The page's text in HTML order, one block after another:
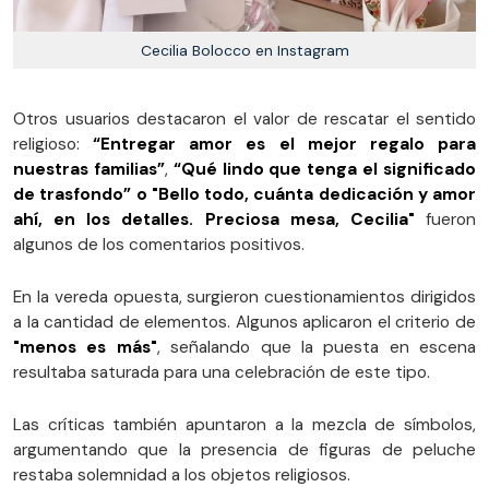
Cecilia Bolocco en Instagram
Otros usuarios destacaron el valor de rescatar el sentido
religioso:“Entregar amor es el mejor regalo para
nuestras familias”, “Qué lindo que tenga el significado
de trasfondo” o "Bello todo, cuánta dedicación y amor
ahí, en los detalles. Preciosa mesa, Cecilia" fueron
algunos de los comentarios positivos.
En la vereda opuesta, surgieron cuestionamientos dirigidos
a la cantidad de elementos. Algunos aplicaron el criterio de
"menos es más", señalando que la puesta en escena
resultaba saturada para una celebración de este tipo.
Las críticas también apuntaron a la mezcla de símbolos,
argumentando que la presencia de figuras de peluche
restaba solemnidad a los objetos religiosos.